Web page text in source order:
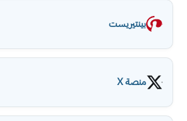
بينتيريست
منصة X